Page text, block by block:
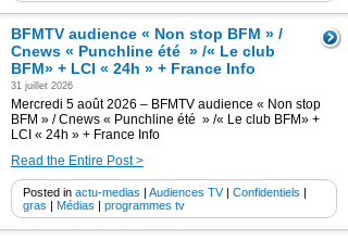
BFMTV audience « Non stop BFM » /
Cnews « Punchline été » /« Le club
BFM» + LCI « 24h » + France Info
31 juillet 2026
Mercredi 5 août 2026 – BFMTV audience « Non stop
BFM » / Cnews « Punchline été » /« Le club BFM» +
LCI « 24h » + France Info
Read the Entire Post >
Posted in actu-medias | Audiences TV| Confidentiels |
gras | Médias | programmes tv